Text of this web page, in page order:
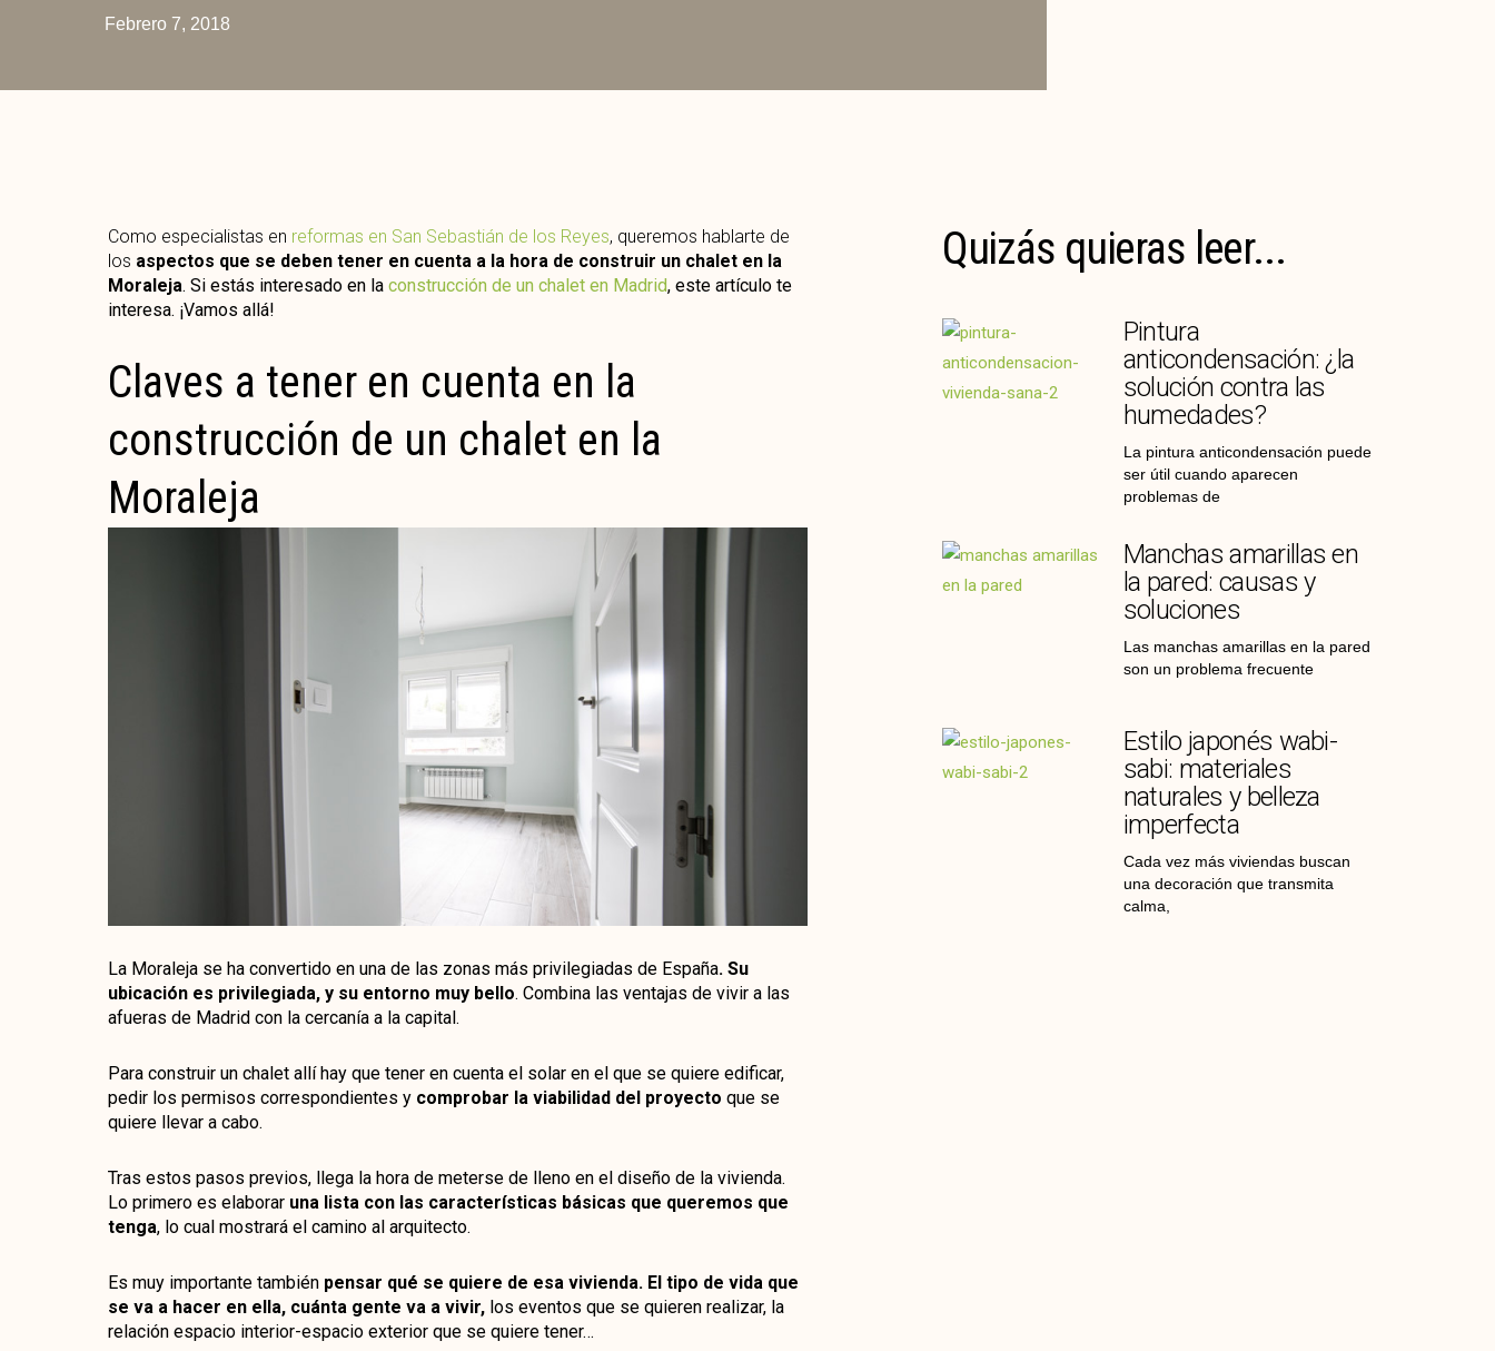
Febrero 7, 2018
Como especialistas en reformas en San Sebastián de los Reyes, queremos hablarte de
los aspectos que se deben tener en cuenta a la hora de construir un chalet en la
Moraleja. Si estás interesado en la construcción de un chalet en Madrid, este artículo te
interesa. ¡Vamos allá!
Claves a tener en cuenta en la
construcción de un chalet en la
Moraleja
La Moraleja se ha convertido en una de las zonas más privilegiadas de España. Su
ubicación es privilegiada, y su entorno muy bello. Combina las ventajas de vivir a las
afueras de Madrid con la cercanía a la capital.
Para construir un chalet allí hay que tener en cuenta el solar en el que se quiere edificar,
pedir los permisos correspondientes y comprobar la viabilidad del proyecto que se
quiere llevar a cabo.
Tras estos pasos previos, llega la hora de meterse de lleno en el diseño de la vivienda.
Lo primero es elaborar una lista con las características básicas que queremos que
tenga, lo cual mostrará el camino al arquitecto.
Es muy importante también pensar qué se quiere de esa vivienda. El tipo de vida que
se va a hacer en ella, cuánta gente va a vivir,los eventos que se quieren realizar, la
relación espacio interior-espacio exterior que se quiere tener…
Quizás quieras leer...
Pintura
anticondensación: ¿la
solución contra las
humedades?
La pintura anticondensación puede
ser útil cuando aparecen
problemas de
Manchas amarillas en
la pared: causas y
soluciones
Las manchas amarillas en la pared
son un problema frecuente
Estilo japonés wabi-
sabi: materiales
naturales y belleza
imperfecta
Cada vez más viviendas buscan
una decoración que transmita
calma,